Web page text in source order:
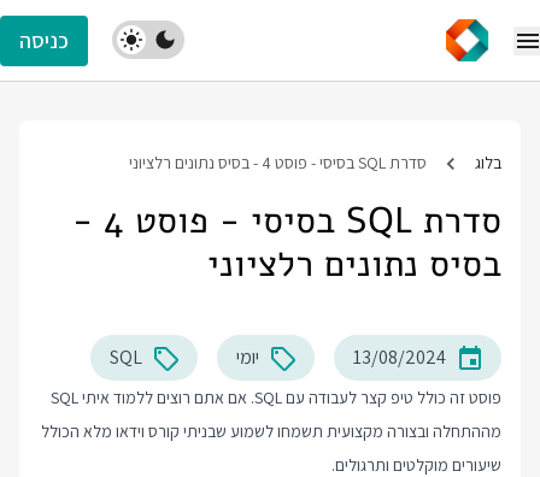
כניסה
בלוג סדרת SQL בסיסי - פוסט 4 - בסיס נתונים רלציוני
סדרת SQL בסיסי - פוסט 4 -
בסיס נתונים רלציוני
13/08/2024 יומי SQL
פוסט זה כולל טיפ קצר לעבודה עם SQL. אם אתם רוצים ללמוד איתי SQL
מההתחלה ובצורה מקצועית תשמחו לשמוע שבניתי קורס וידאו מלא הכולל
שיעורים מוקלטים ותרגולים.